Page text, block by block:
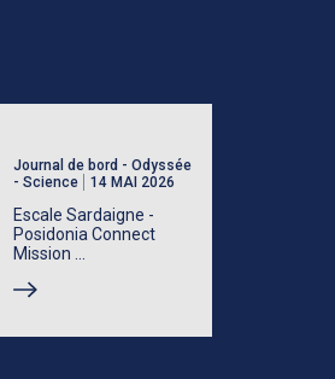
Journal de bord - Odyssée
- Science
14 MAI 2026
Escale Sardaigne -
Posidonia Connect
Mission ...